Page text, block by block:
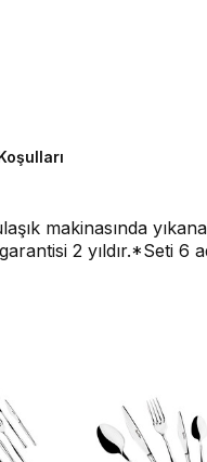
makinasında
2 yıldır.*Seti 6